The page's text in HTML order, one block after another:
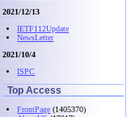
2021/12/13
IETF112Update
NewsLetter
2021/10/4
ISPC
Top Access
FrontPage (1405370)